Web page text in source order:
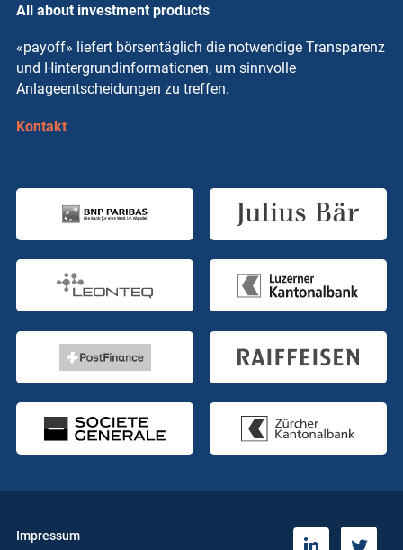
All about investment products
«payoff» liefert börsentäglich die notwendige Transparenz
und Hintergrundinformationen, um sinnvolle
Anlageentscheidungen zu treffen.
Kontakt
Impressum